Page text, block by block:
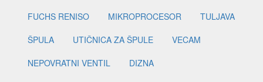
FUCHS RENISO
MIKROPROCESOR
TULJAVA
ŠPULA
UTIČNICA ZA ŠPULE
VECAM
NEPOVRATNI VENTIL
DIZNA